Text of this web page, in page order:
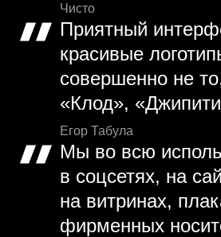
Чисто
Приятный
красивые
совершенно не
«Клод»,
Егор Табула
Мы во всю
в соцсетях, на
на витринах,
фирменных